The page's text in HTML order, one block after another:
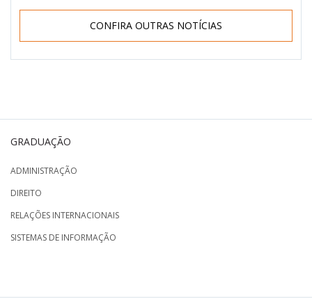
CONFIRA OUTRAS NOTÍCIAS
GRADUAÇÃO
ADMINISTRAÇÃO
DIREITO
RELAÇÕES INTERNACIONAIS
SISTEMAS DE INFORMAÇÃO